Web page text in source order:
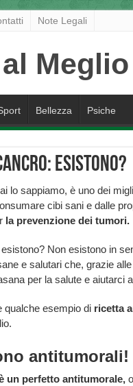
Note Legali
Bellezza Psiche
esistono?
lo sappiamo, è uno dei
cibi sani e dalle
la prevenzione dei tumori.
Non esistono in
e salutari che, grazie
per la salute e aiutarci
qualche esempio di ricetta
antitumorali!
un perfetto antitumorale,